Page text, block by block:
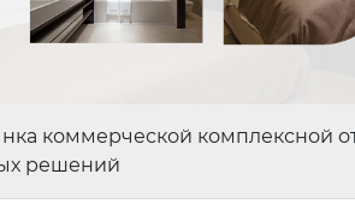
коммерческой комплексной
решений